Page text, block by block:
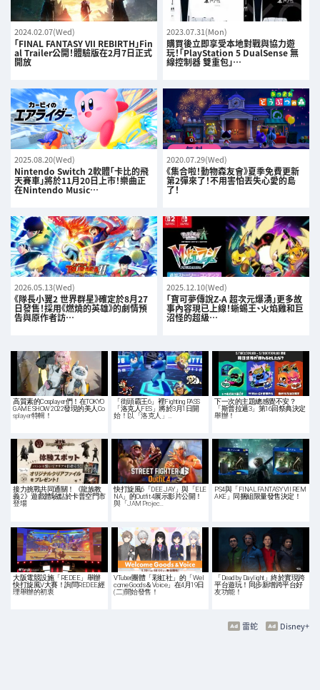
2024.02.07(Wed)
「FINAL FANTASY VII REBIRTH」Fin
al Trailer公開！體驗版在2月7日正式
開放
2023.07.31(Mon)
購買後立即享受本地對戰與協力遊
玩！「PlayStation 5 DualSense 無
線控制器 雙重包」…
2025.08.20(Wed)
Nintendo Switch 2軟體「卡比的飛
天賽車」將於11月20日上市！樂曲正
在Nintendo Music…
2020.07.29(Wed)
《集合啦！動物森友會》夏季免費更新
第2彈來了！不用害怕丟失心愛的島
了！
2026.05.13(Wed)
《隊長小翼2 世界群星》確定於8月27
日發售！採用《燃燒的英雄》的劇情預
告與原作者訪…
2025.12.10(Wed)
「寶可夢傳說Z-A 超次元爆湧」更多故
事內容現已上線！蜥蜴王、火焰雞和巨
沼怪的超級…
高質素的Cosplayer們！在TOKYO
GAME SHOW 2022發現的美人Co
splayer特輯！
「街頭霸王6」裡Fighting PASS
「洛克人FES」將於3月1日開
始！以「洛克人」…
下一次的主題總感覺不安？
「斯普拉遁3」第16回祭典決定
舉辦！
接力挑戰共同通關！《龍族教
義 2》遊戲體驗點於卡普空門市
登場
快打旋風6「DEE JAY」與「ELE
NA」的Outfit 4展示影片公開！
與「JAM Projec…
PS4與「FINAL FANTASY VII REM
AKE」同捆組限量發售決定！
大阪電競設施「REDEE」舉辦
快打旋風V大賽！詢問REDEE經
理舉辦的初衷
VTuber團體「彩虹社」的「Wel
come Goods＆Voice」在4月19日
(二)開始發售！
「Dead by Daylight」終於實現跨
平台遊玩！同步新增跨平台好
友功能！
Disney+
雷蛇